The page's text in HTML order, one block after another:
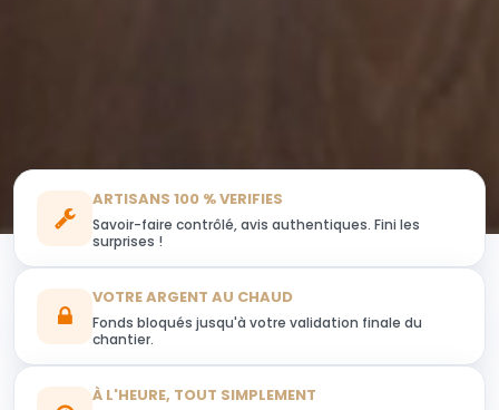
ARTISANS 100 % VERIFIES
Savoir-faire contrôlé, avis authentiques. Fini les
surprises !
VOTRE ARGENT AU CHAUD
Fonds bloqués jusqu'à votre validation finale du
chantier.
À L'HEURE, TOUT SIMPLEMENT